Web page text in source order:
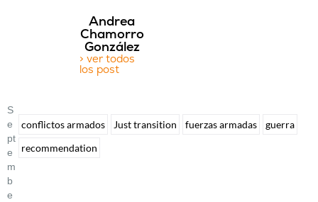
Andrea
Chamorro
González
> ver todos
los post
S
E
Pt
E
M
B
E
conflictos armados Just transition fuerzas armadas
guerra
recommendation